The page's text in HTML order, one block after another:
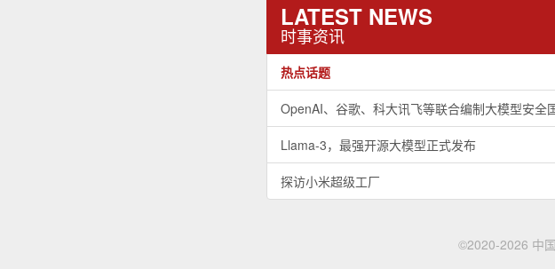
LATEST NEWS
时事资讯
热点话题
OpenAI、谷歌、科大讯飞等联合编制大模型安全
Llama-3，最强开源大模型正式发布
探访小米超级工厂
©2020-2026 中